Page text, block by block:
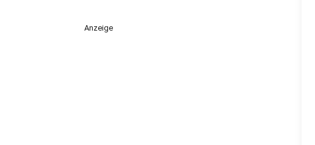
Anzeige